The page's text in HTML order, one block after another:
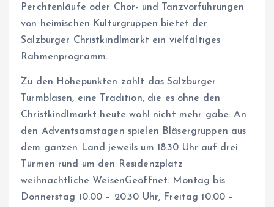
Perchtenläufe oder Chor- und Tanzvorführungen
von heimischen Kulturgruppen bietet der
Salzburger Christkindlmarkt ein vielfältiges
Rahmenprogramm.
Zu den Höhepunkten zählt das Salzburger
Turmblasen, eine Tradition, die es ohne den
Christkindlmarkt heute wohl nicht mehr gäbe: An
den Adventsamstagen spielen Bläsergruppen aus
dem ganzen Land jeweils um 18.30 Uhr auf drei
Türmen rund um den Residenzplatz
weihnachtliche WeisenGeöffnet: Montag bis
Donnerstag 10.00 – 20.30 Uhr, Freitag 10.00 –